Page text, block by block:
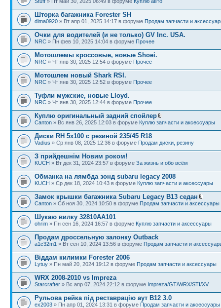
Шторка багажника Forester SH
dima0920 » Вт апр 01, 2025 14:17 в форуме Продам запчасти и
Очки для водителей (и не только) GV Inc. USA.
NRC » Пн фев 10, 2025 14:04 в форуме Прочее
Мотошлемы кроссовые, новые Shoei.
NRC » Чт янв 30, 2025 12:54 в форуме Прочее
Мотошлем новый Shark RSI.
NRC » Чт янв 30, 2025 12:52 в форуме Прочее
Туфли мужские, новые Lloyd.
NRC » Чт янв 30, 2025 12:44 в форуме Прочее
Куплю оригинальный задний спойлер
Canton » Вс янв 26, 2025 12:03 в форуме Куплю запчасти и аксессуары
Диски RH 5x100 с резиной 235/45 R18
Vadius » Ср янв 08, 2025 12:36 в форуме Продам диски, резину
З прийдешнім Новим роком!
KUCH » Вт дек 31, 2024 23:57 в форуме За жизнь и обо всём
Обманка на лямбда зонд subaru legacy 2008
KUCH » Ср дек 18, 2024 10:43 в форуме Куплю запчасти и аксессуары
Замок крышки багажника Subaru Legacy B13 седан
Canton » Сб ноя 30, 2024 10:50 в форуме Продам запчасти и аксессуары
Шукаю вилку 32810AA101
ohrim » Пн сен 16, 2024 16:57 в форуме Куплю запчасти и аксессуары
Продам дроссельную залонку Outback
a1c32m1 » Вт сен 10, 2024 13:56 в форуме Продам запчасти и
Віддам килимки Forester 2006
Lytuy » Пн май 20, 2024 19:12 в форуме Продам запчасти и аксессуары
WRX 2008-2010 vs Impreza
Starcrafter » Вс апр 07, 2024 22:12 в форуме Impreza/GT/WRX/STI/XV
Рульова рейка під реставрацію аут B12 3.0
ex2003 » Пн апр 01, 2024 13:31 в форуме Продам запчасти и аксессуары